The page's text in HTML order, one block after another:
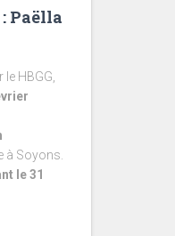
Paëlla
HBGG,
à Soyons.
le 31